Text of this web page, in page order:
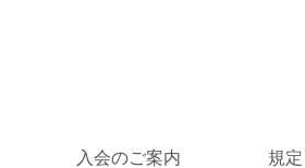
入会のご案内 規